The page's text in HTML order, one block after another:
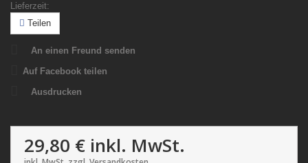
Lieferzeit:
Teilen
An einen Freund senden
Auf Facebook teilen
Ausdrucken
29,80 € inkl. MwSt.